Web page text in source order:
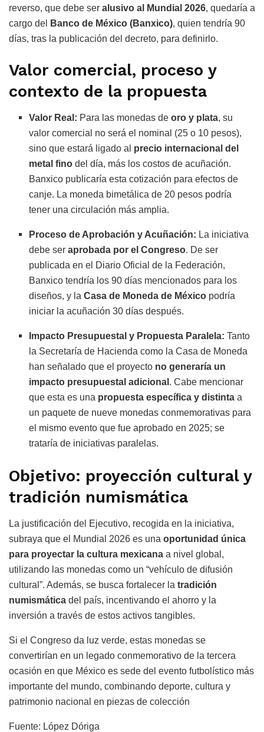
reverso, que debe ser alusivo al Mundial 2026, quedaría a
cargo del
Banco de México (Banxico), quien tendría 90
días, tras la publicación del decreto, para definirlo.
Valor comercial, proceso y
contexto de la propuesta
Valor Real: Para las monedas deoro y plata, su
valor comercial no será el nominal (25 o 10 pesos),
sino que estará ligado al precio internacional del
metal fino del día, más los costos de acuñación.
Banxico publicaría esta cotización para efectos de
canje. La moneda bimetálica de 20 pesos podría
tener una circulación más amplia.
Proceso de Aprobación y Acuñación: La iniciativa
debe seraprobada por el Congreso. De ser
publicada en el Diario Oficial de la Federación,
Banxico tendría los 90 días mencionados para los
diseños, y laCasa de Moneda de México podría
iniciar la acuñación 30 días después.
Impacto Presupuestal y Propuesta Paralela: Tanto
la Secretaría de Hacienda como la Casa de Moneda
han señalado que el proyecto no generaría un
impacto presupuestal adicional . Cabe mencionar
que esta es una propuesta específica y distinta a
un paquete de nueve monedas conmemorativas para
el mismo evento que fue aprobado en 2025; se
trataría de iniciativas paralelas.
Objetivo: proyección cultural y
tradición numismática
La justificación del Ejecutivo, recogida en la iniciativa,
subraya que el Mundial 2026 es una oportunidad única
para proyectar la cultura mexicana a nivel global,
utilizando las monedas como un “vehículo de difusión
cultural”. Además, se busca fortalecer la tradición
numismática del país, incentivando el ahorro y la
inversión a través de estos activos tangibles.
Si el Congreso da luz verde, estas monedas se
convertirían en un legado conmemorativo de la tercera
ocasión en que México es sede del evento futbolístico más
importante del mundo, combinando deporte, cultura y
patrimonio nacional en piezas de colección
Fuente: López Dóriga